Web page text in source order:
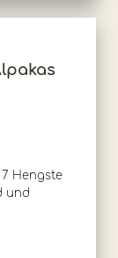
Hengste
und